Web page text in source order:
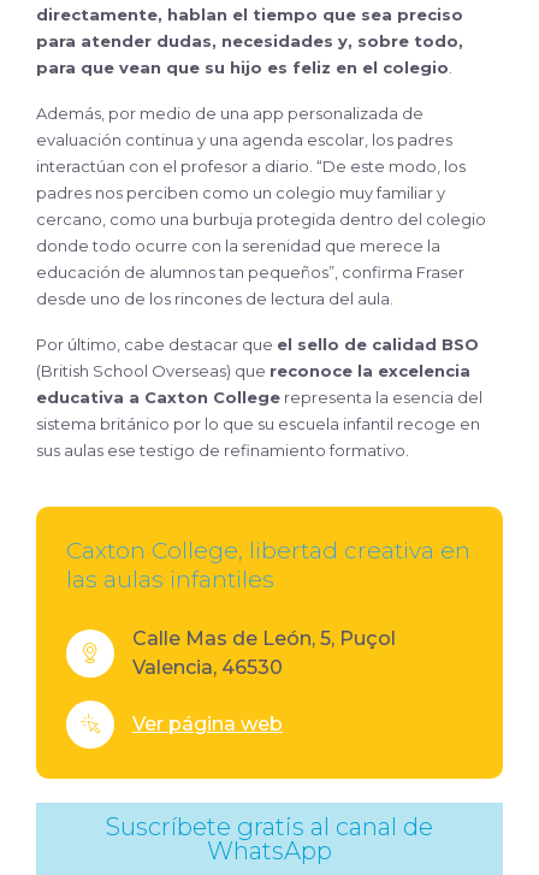
directamente, hablan el tiempo que sea preciso
para atender dudas, necesidades y, sobre todo,
para que vean que su hijo es feliz en el colegio
Además, por medio de una app personalizada de
evaluación continua y una agenda escolar, los padres
interactúan con el profesor a diario. “De este modo, los
padres nos perciben como un colegio muy familiar y
cercano, como una burbuja protegida dentro del colegio
donde todo ocurre con la serenidad que merece la
educación de alumnos tan pequeños”, confirma Fraser
desde uno de los rincones de lectura del aula.
Por último, cabe destacar que el sello de calidad BSO
(British School Overseas) que reconoce la excelencia
educativa a Caxton College representa la esencia del
sistema británico por lo que su escuela infantil recoge en
sus aulas ese testigo de refinamiento formativo.
Caxton College, libertad creativa en
las aulas infantiles
Calle Mas de León, 5, Puçol
Valencia, 46530
Ver página web
Suscríbete gratis al canal de
WhatsApp